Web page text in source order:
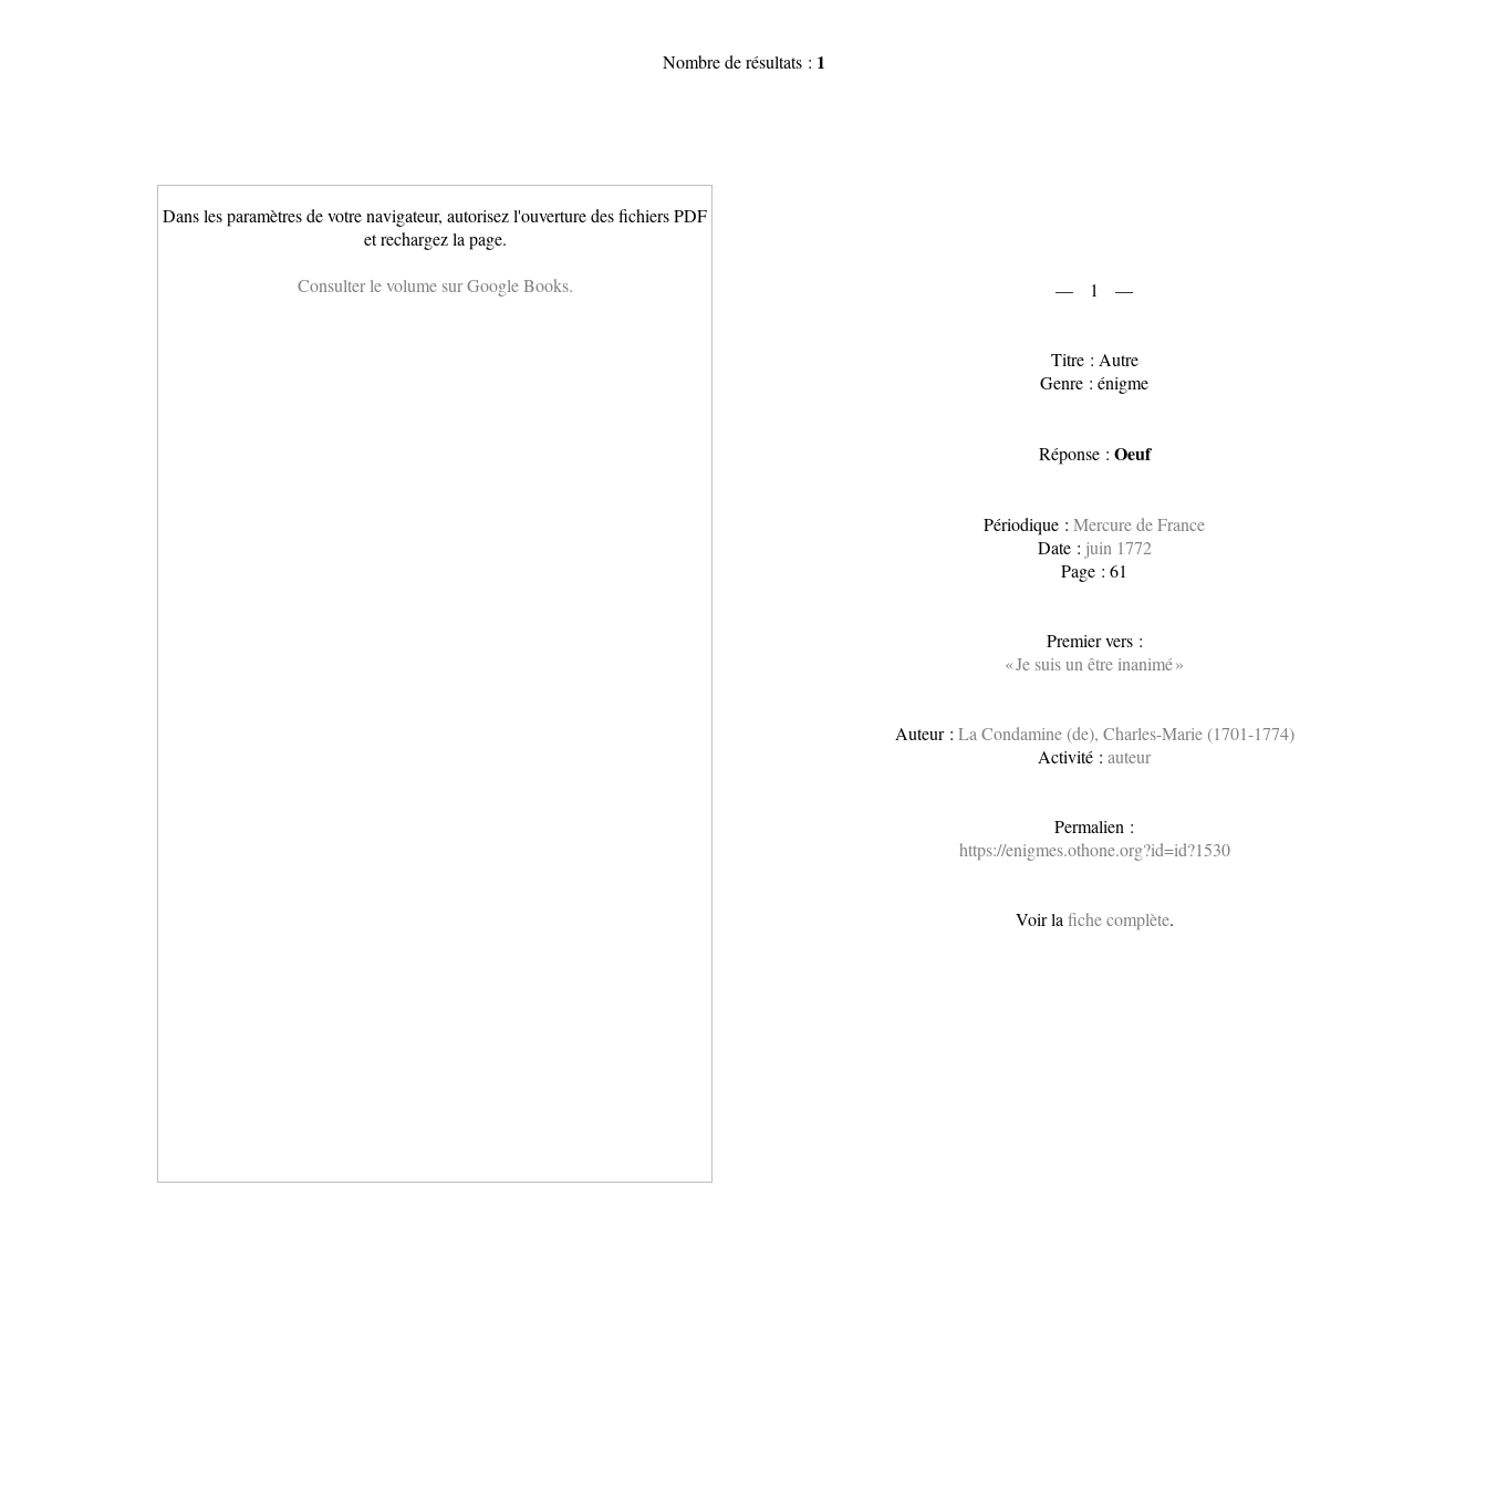
Nombre de résultats : 1
Dans les paramètres de votre navigateur, autorisez l'ouverture des fichiers PDF
et rechargez la page.
Consulter le volume sur Google Books.
— 1 —
Titre : Autre
Genre : énigme
Réponse : Oeuf
Périodique :Mercure de France
Date : juin 1772
Page : 61
Premier vers :
« Je suis un être inanimé »
Auteur : La Condamine (de), Charles-Marie (1701-1774)
Activité :auteur
Permalien :
https://enigmes.othone.org?id=id?1530
Voir la fiche complète.